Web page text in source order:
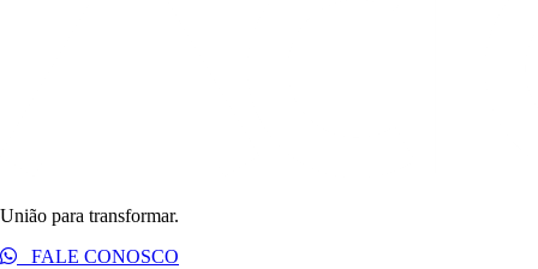
União para transformar.
FALE CONOSCO